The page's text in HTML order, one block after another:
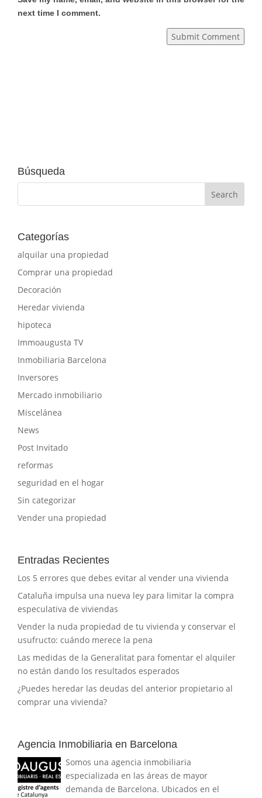
next time I comment.
Submit Comment
Búsqueda
Categorías
alquilar una propiedad
Comprar una propiedad
Decoración
Heredar vivienda
hipoteca
Immoaugusta TV
Inmobiliaria Barcelona
Inversores
Mercado inmobiliario
Miscelánea
News
Post Invitado
reformas
seguridad en el hogar
Sin categorizar
Vender una propiedad
Entradas Recientes
Los 5 errores que debes evitar al vender una vivienda
Cataluña impulsa una nueva ley para limitar la compra
especulativa de viviendas
Vender la nuda propiedad de tu vivienda y conservar el
usufructo: cuándo merece la pena
Las medidas de la Generalitat para fomentar el alquiler
no están dando los resultados esperados
¿Puedes heredar las deudas del anterior propietario al
comprar una vivienda?
Agencia Inmobiliaria en Barcelona
Somos una agencia inmobiliaria
especializada en las áreas de mayor
demanda de Barcelona. Ubicados en el